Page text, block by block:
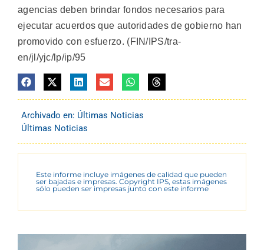
agencias deben brindar fondos necesarios para
ejecutar acuerdos que autoridades de gobierno han
promovido con esfuerzo. (FIN/IPS/tra-
en/jl/yjc/lp/ip/95
Archivado en: Últimas Noticias
Últimas Noticias
Este informe incluye imágenes de calidad que pueden
ser bajadas e impresas. Copyright IPS, estas imágenes
sólo pueden ser impresas junto con este informe